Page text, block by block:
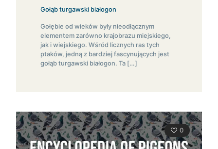
Gołąb turgawski białogon
Gołębie od wieków były nieodłącznym
elementem zarówno krajobrazu miejskiego,
jak i wiejskiego. Wśród licznych ras tych
ptaków, jedną z bardziej fascynujących jest
gołąb turgawski białogon. Ta […]
0